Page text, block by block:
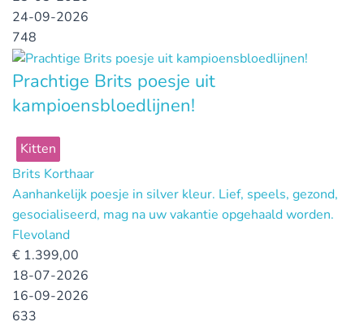
24-09-2026
748
Prachtige Brits poesje uit
kampioensbloedlijnen!
Kitten
Brits Korthaar
Aanhankelijk poesje in silver kleur. Lief, speels, gezond,
gesocialiseerd, mag na uw vakantie opgehaald worden.
Flevoland
€ 1.399,00
18-07-2026
16-09-2026
633